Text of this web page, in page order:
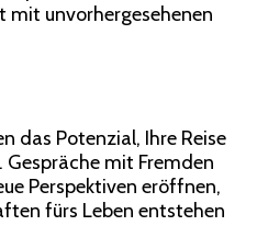
mit unvorhergesehenen
das Potenzial, Ihre Reise
Gespräche mit Fremden
Perspektiven eröffnen,
fürs Leben entstehen